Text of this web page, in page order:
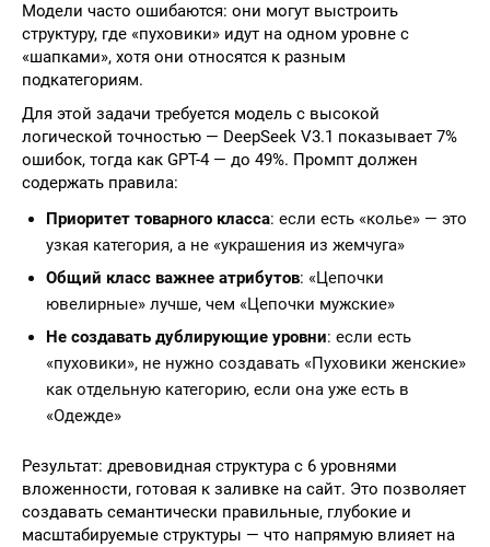
Модели часто ошибаются: они могут выстроить
структуру, где «пуховики» идут на одном уровне с
«шапками», хотя они относятся к разным
подкатегориям.
Для этой задачи требуется модель с высокой
логической точностью — DeepSeek V3.1 показывает 7%
ошибок, тогда как GPT-4 — до 49%. Промпт должен
содержать правила:
Приоритет товарного класса: если есть «колье» — это
узкая категория, а не «украшения из жемчуга»
Общий класс важнее атрибутов: «Цепочки
ювелирные» лучше, чем «Цепочки мужские»
Не создавать дублирующие уровни: если есть
«пуховики», не нужно создавать «Пуховики женские»
как отдельную категорию, если она уже есть в
«Одежде»
Результат: древовидная структура с 6 уровнями
вложенности, готовая к заливке на сайт. Это позволяет
создавать семантически правильные, глубокие и
масштабируемые структуры — что напрямую влияет на